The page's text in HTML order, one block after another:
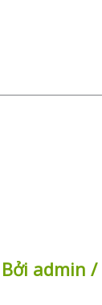
admin /